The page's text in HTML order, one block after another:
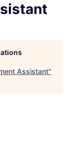
Assistant"